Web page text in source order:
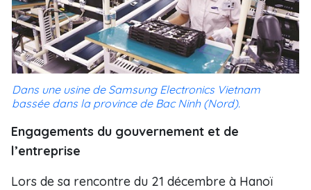
Dans une usine de Samsung Electronics Vietnam
bassée dans la province de Bac Ninh (Nord).
Engagements du gouvernement et de
l’entreprise
Lors de sa rencontre du 21 décembre à Hanoï